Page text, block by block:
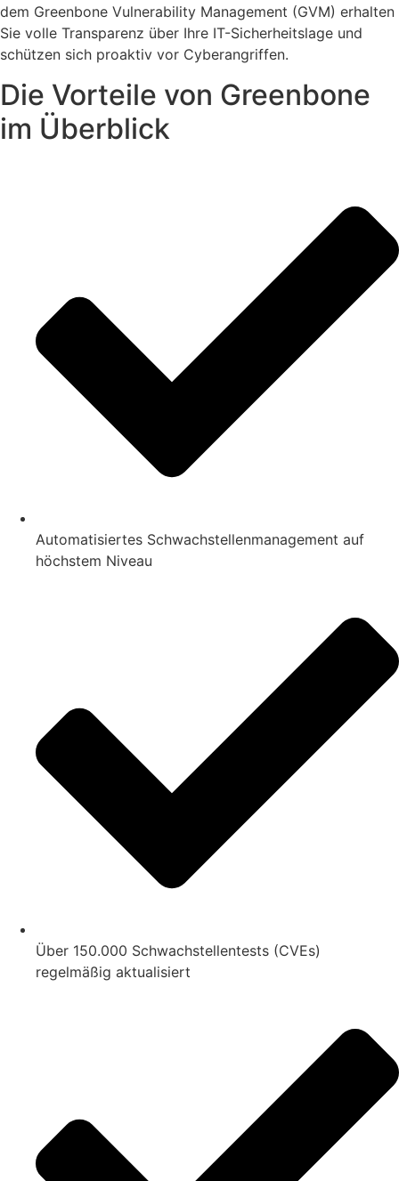
dem Greenbone Vulnerability Management (GVM) erhalten
Sie volle Transparenz über Ihre IT-Sicherheitslage und
schützen sich proaktiv vor Cyberangriffen.
Die Vorteile von Greenbone
im Überblick
Automatisiertes Schwachstellenmanagement auf
höchstem Niveau
Über 150.000 Schwachstellentests (CVEs)
regelmäßig aktualisiert